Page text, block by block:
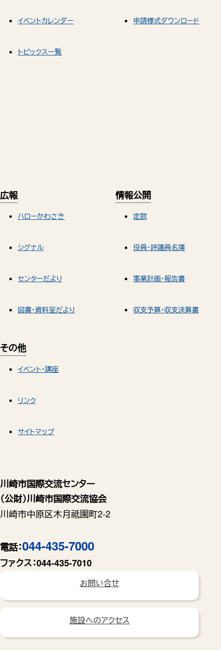
川崎市国際交流センター
（公財）川崎市国際交流協会
川崎市中原区木月祗園町2-2
電話：044-435-7000
ファクス：044-435-7010
お問い合せ
施設へのアクセス
イベントカレンダー
トピックス一覧
申請様式ダウンロード
広報
ハローかわさき
シグナル
センターだより
図書・資料室だより
情報公開
定款
役員・評議員名簿
事業計画・報告書
収支予算・収支決算書
その他
イベント・講座
リンク
サイトマップ